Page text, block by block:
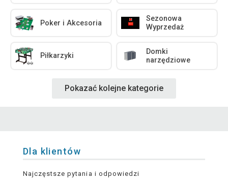
Poker i Akcesoria
Sezonowa
Wyprzedaż
Piłkarzyki
Domki
narzędziowe
Pokazać kolejne kategorie
Dla klientów
Najczęstsze pytania i odpowiedzi